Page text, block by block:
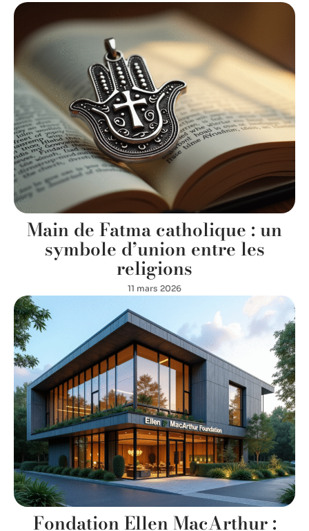
Main de Fatma catholique : un
symbole d’union entre les
religions
11 mars 2026
Fondation Ellen MacArthur :